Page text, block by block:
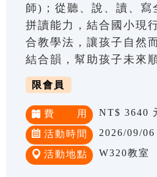
師)；從聽、說、讀、寫
拼讀能力，結合國小現
合教學法，讓孩子自然
結合韻，幫助孩子未來
限會員
費 用 NT$ 3640
活動時間 2026/09/
活動地點 W320教室